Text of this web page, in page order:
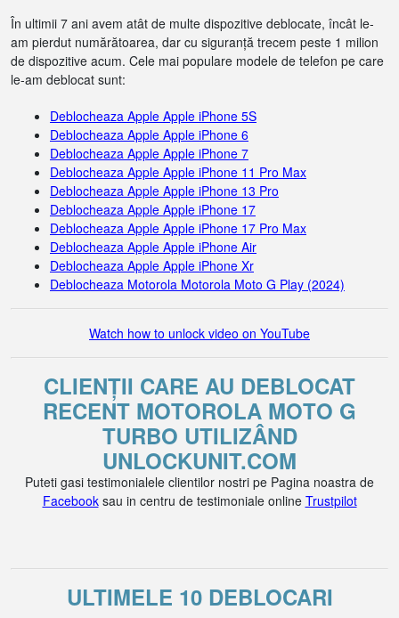
În ultimii 7 ani avem atât de multe dispozitive deblocate, încât le-
am pierdut numărătoarea, dar cu siguranță trecem peste 1 milion
de dispozitive acum. Cele mai populare modele de telefon pe care
le-am deblocat sunt:
Deblocheaza Apple Apple iPhone 5S
Deblocheaza Apple Apple iPhone 6
Deblocheaza Apple Apple iPhone 7
Deblocheaza Apple Apple iPhone 11 Pro Max
Deblocheaza Apple Apple iPhone 13 Pro
Deblocheaza Apple Apple iPhone 17
Deblocheaza Apple Apple iPhone 17 Pro Max
Deblocheaza Apple Apple iPhone Air
Deblocheaza Apple Apple iPhone Xr
Deblocheaza Motorola Motorola Moto G Play (2024)
Watch how to unlock video on YouTube
CLIENȚII CARE AU DEBLOCAT
RECENT MOTOROLA MOTO G
TURBO UTILIZÂND
UNLOCKUNIT.COM
Puteti gasi testimonialele clientilor nostri pe Pagina noastra de
Facebooksau in centru de testimoniale online Trustpilot
ULTIMELE 10 DEBLOCARI